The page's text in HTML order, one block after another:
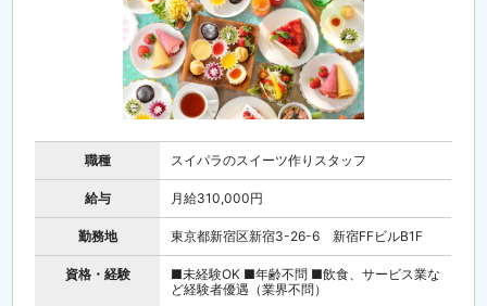
職種 スイパラのスイーツ作りスタッフ
給与 月給310,000円
勤務地 東京都新宿区新宿3-26-6 新宿FFビルB1F
資格・経験
■未経験OK ■年齢不問 ■飲食、サービス業な
ど経験者優遇（業界不問）